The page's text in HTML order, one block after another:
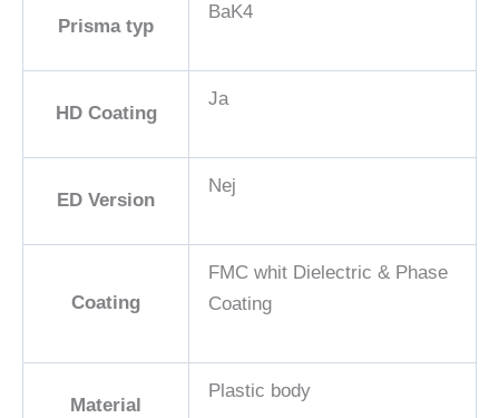
Prisma typ
BaK4
HD Coating
Ja
ED Version
Nej
Coating
FMC whit Dielectric & Phase
Coating
Material
Plastic body